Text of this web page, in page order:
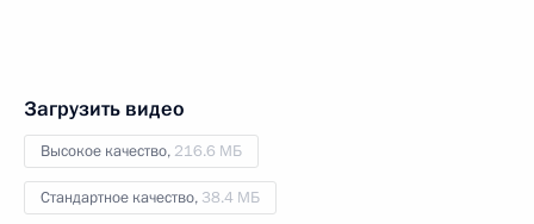
Загрузить видео
Высокое качество, 216.6 МБ
Стандартное качество, 38.4 МБ